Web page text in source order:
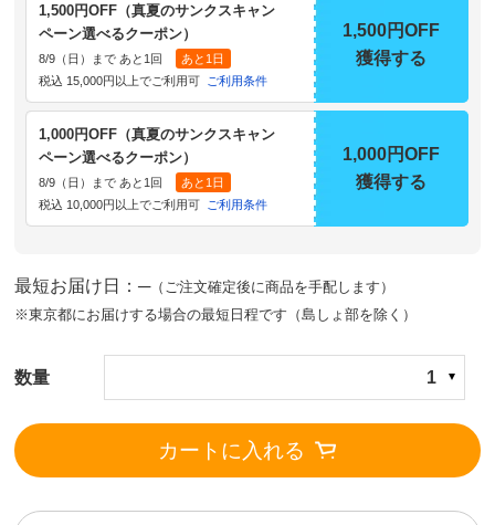
1,500円OFF（真夏のサンクスキャン
ペーン選べるクーポン）
8/9（日）まで あと1回
あと1日
税込 15,000円以上でご利用可
ご利用条件
1,500円OFF
獲得する
1,000円OFF（真夏のサンクスキャン
ペーン選べるクーポン）
8/9（日）まで あと1回
あと1日
税込 10,000円以上でご利用可
ご利用条件
1,000円OFF
獲得する
最短お届け日：─（ご注文確定後に商品を手配します）
※東京都にお届けする場合の最短日程です（島しょ部を除く）
数量 1
カートに入れる